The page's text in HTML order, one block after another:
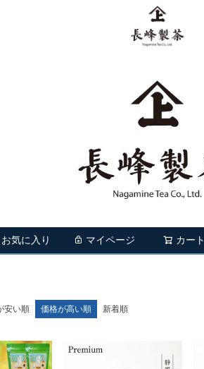
お気に入り マイページ カート
安い順 価格が高い順 新着順